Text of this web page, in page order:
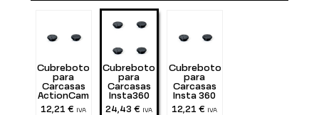
Cubrebotones
para
Carcasas
ActionCam
12,21 €
IVA
Cubrebotones
para
Carcasas
Insta360
X3
24,43 €
IVA
Cubrebotones
para
Carcasas
Insta 360
X4
12,21 €
IVA